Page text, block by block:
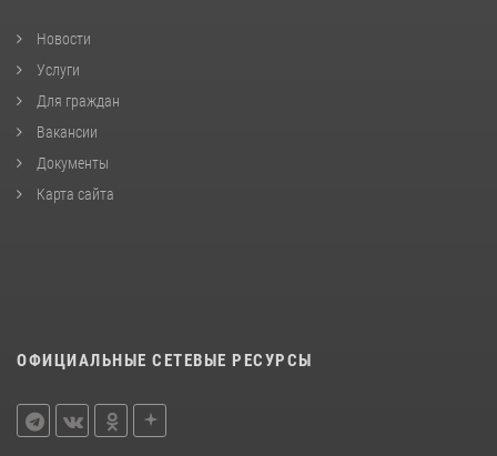
Новости
Услуги
Для граждан
Вакансии
Документы
Карта сайта
ОФИЦИАЛЬНЫЕ СЕТЕВЫЕ РЕСУРСЫ